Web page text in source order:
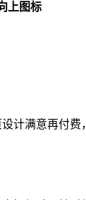
计满意再付